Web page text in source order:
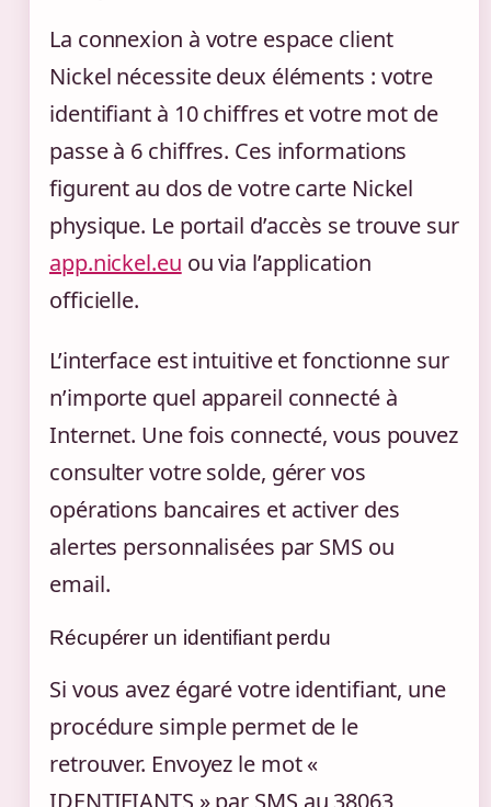
La connexion à votre espace client
Nickel nécessite deux éléments : votre
identifiant à 10 chiffres et votre mot de
passe à 6 chiffres. Ces informations
figurent au dos de votre carte Nickel
physique. Le portail d’accès se trouve sur
app.nickel.eu ou via l’application
officielle.
L’interface est intuitive et fonctionne sur
n’importe quel appareil connecté à
Internet. Une fois connecté, vous pouvez
consulter votre solde, gérer vos
opérations bancaires et activer des
alertes personnalisées par SMS ou
email.
Récupérer un identifiant perdu
Si vous avez égaré votre identifiant, une
procédure simple permet de le
retrouver. Envoyez le mot «